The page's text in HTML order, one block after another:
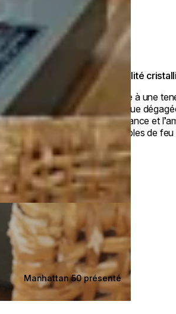
Manhattan 50 présenté
Visibilité
Grâce à une
une vue
l’élégance et
de tables de